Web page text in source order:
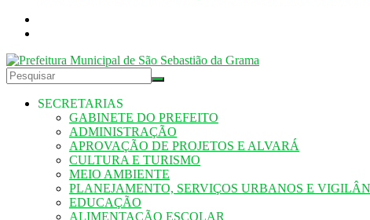
SECRETARIAS
GABINETE DO PREFEITO
ADMINISTRAÇÃO
APROVAÇÃO DE PROJETOS E ALVARÁ
CULTURA E TURISMO
MEIO AMBIENTE
PLANEJAMENTO, SERVIÇOS URBANOS E
EDUCAÇÃO
ALIMENTAÇÃO ESCOLAR